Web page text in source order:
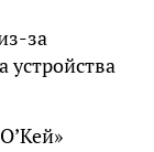
за
устройства